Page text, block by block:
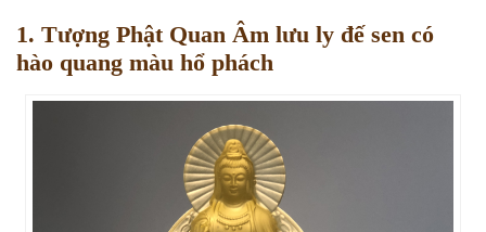
1. Tượng Phật Quan Âm lưu ly đế sen có
hào quang màu hổ phách